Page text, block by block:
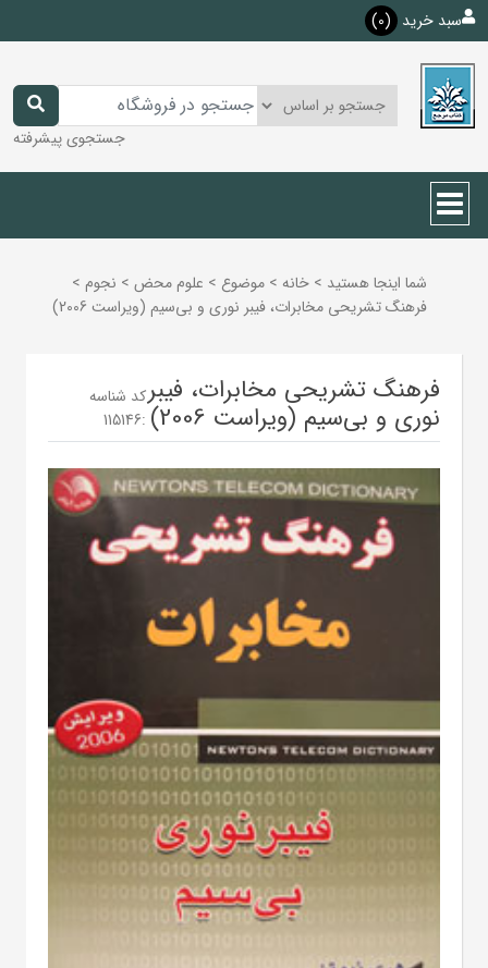
سبد خرید (0)
جستجوی پیشرفته
شما اینجا هستید > خانه > موضوع > علوم محض > نجوم >
فرهنگ تشریحی مخابرات، فیبر نوری و بی‌سیم (ویراست 2006)
فرهنگ تشریحی مخابرات، فیبر
نوری و بی‌سیم (ویراست 2006)
کد شناسه
:
115146